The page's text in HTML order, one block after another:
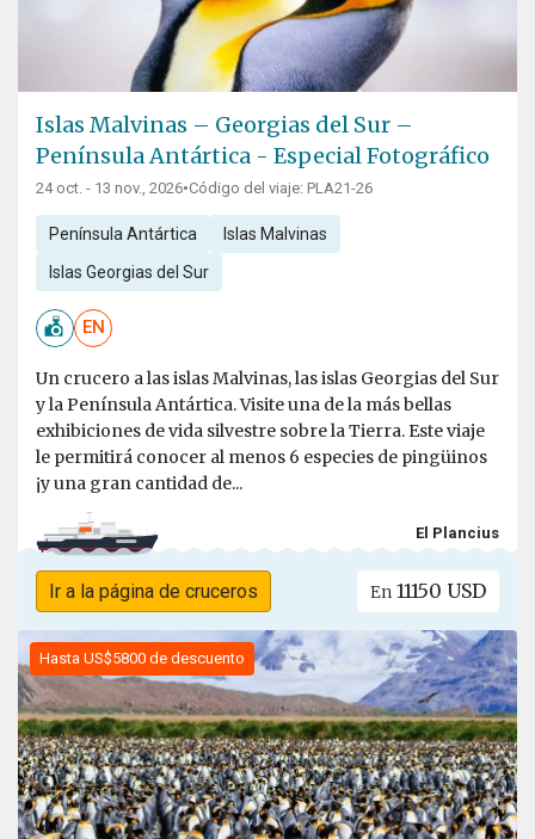
Islas Malvinas – Georgias del Sur –
Península Antártica - Especial Fotográfico
24 oct. - 13 nov., 2026•Código del viaje: PLA21-26
Península Antártica Islas Malvinas
Islas Georgias del Sur
EN
Un crucero a las islas Malvinas, las islas Georgias del Sur
y la Península Antártica. Visite una de la más bellas
exhibiciones de vida silvestre sobre la Tierra. Este viaje
le permitirá conocer al menos 6 especies de pingüinos
¡y una gran cantidad de...
El Plancius
Ir a la página de cruceros En 11150 USD
Hasta US$5800 de descuento